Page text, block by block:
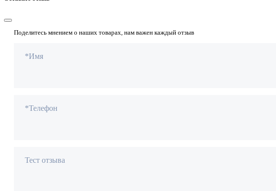
Поделитесь мнением о наших товарах, нам важен каждый отзыв
*Имя
*Телефон
Тест отзыва